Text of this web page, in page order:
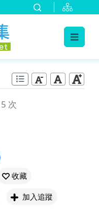
次
收藏
加入追蹤